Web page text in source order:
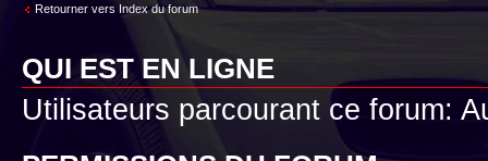
Retourner vers Index du forum
QUI EST EN LIGNE
Utilisateurs parcourant ce forum: